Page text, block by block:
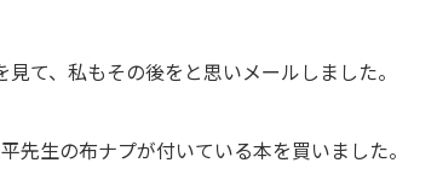
て、私もその後をと思いメールしました。
先生の布ナプが付いている本を買いました。